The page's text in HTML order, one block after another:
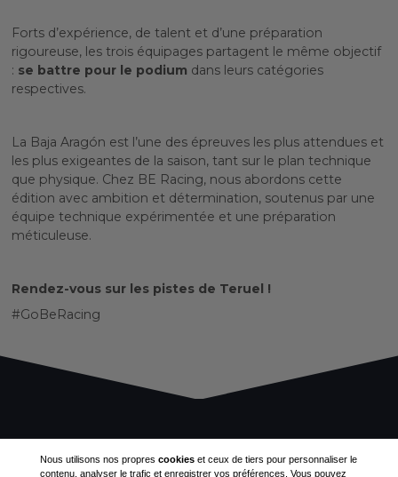
Forts d’expérience, de talent et d’une préparation
rigoureuse, les trois équipages partagent le même objectif
: se battre pour le podium dans leurs catégories
respectives.
La Baja Aragón est l’une des épreuves les plus attendues et
les plus exigeantes de la saison, tant sur le plan technique
que physique. Chez BE Racing, nous abordons cette
édition avec ambition et détermination, soutenus par une
équipe technique expérimentée et une préparation
méticuleuse.
Rendez-vous sur les pistes de Teruel !
#GoBeRacing
Nous utilisons nos propres cookieset ceux de tiers pour personnaliser le
contenu, analyser le trafic et enregistrer vos préférences. Vous pouvez